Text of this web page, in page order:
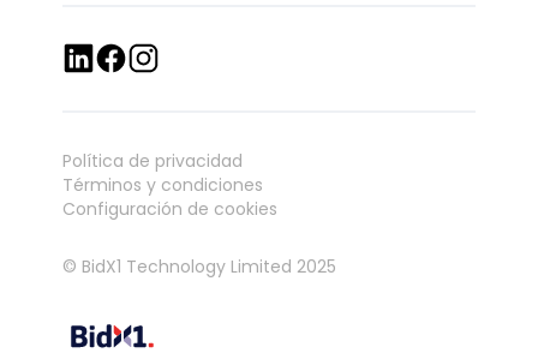
Política de privacidad
Términos y condiciones
Configuración de cookies
© BidX1 Technology Limited 2025